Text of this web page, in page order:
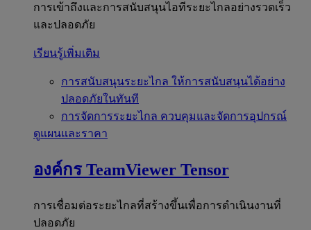
การเข้าถึงและการสนับสนุนไอทีระยะไกลอย่างรวดเร็ว
และปลอดภัย
เรียนรู้เพิ่มเติม
การสนับสนุนระยะไกล ให้การสนับสนุนได้อย่าง
ปลอดภัยในทันที
การจัดการระยะไกล ควบคุมและจัดการอุปกรณ์
ดูแผนและราคา
องค์กร TeamViewer Tensor
การเชื่อมต่อระยะไกลที่สร้างขึ้นเพื่อการดำเนินงานที่
ปลอดภัย